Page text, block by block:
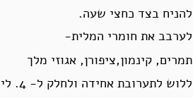
להניח בצד כחצי שעה.
לערבב את חומרי המלית-
תמרים, קינמון,ציפורן, אגוזי מלך
ללוש לתערובת אחידה ולחלק ל- 4. ליצור 4 גלילים של כ 15 ס’מ.